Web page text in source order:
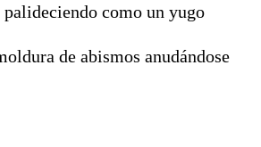
palideciendo como un yugo
de abismos anudándose